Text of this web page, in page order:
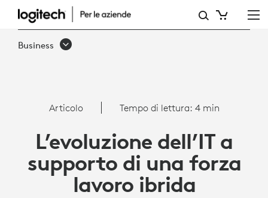
L’EVOLUZIONE
DELL’IT
UNA
FORZA
LAVORO
Business
Articolo Tempo di lettura: 4 min
L’evoluzione dell’IT a
supporto di una forza
lavoro ibrida